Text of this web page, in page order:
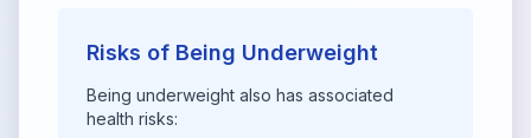
Risks of Being Underweight
Being underweight also has associated
health risks: